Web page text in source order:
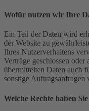
Wofür nutzen wir Ihre
Ein Teil der Daten wird
der Website zu
Ihres Nutzerverhaltens
Verträge geschlossen
übermittelten Daten auch
sonstige Auftragsanfragen
Welche Rechte haben